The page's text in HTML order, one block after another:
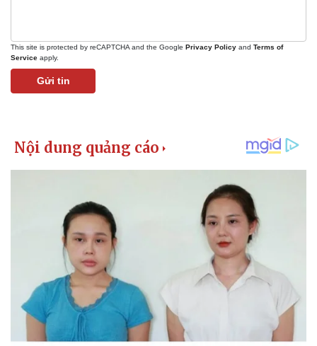
Khởi nghiệp
Giá cà phê
This site is protected by reCAPTCHA and the Google Privacy Policy and Terms of
Service apply.
Gửi tin